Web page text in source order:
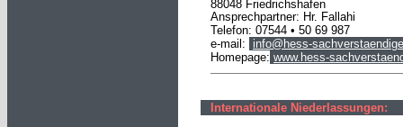
88048 Friedrichshafen
Ansprechpartner: Hr. Fallahi
Telefon: 07544 • 50 69 987
e-mail:
info@hess-
Homepage: www.hess-
Internationale Niederlassungen: